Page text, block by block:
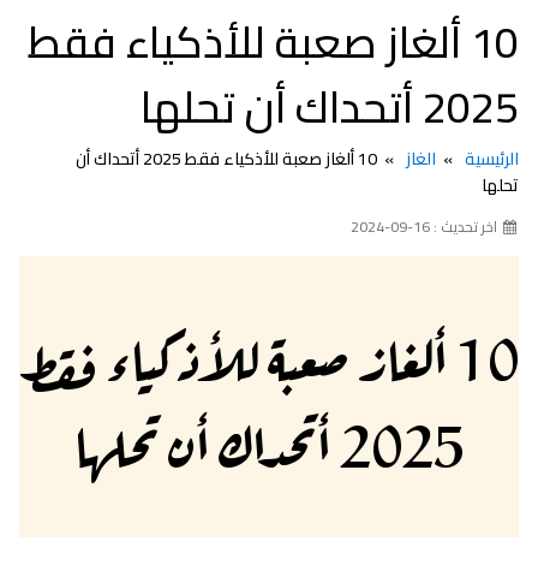
10 ألغاز صعبة للأذكياء فقط
2025 أتحداك أن تحلها
الرئيسية الغاز
10 ألغاز صعبة للأذكياء فقط 2025 أتحداك أن
تحلها
اخر تحديث : 16-09-2024
10 ألغاز صعبة للأذكياء فقط
2025 أتحداك أن تحلها